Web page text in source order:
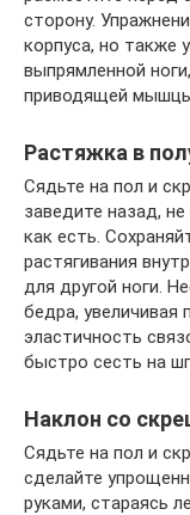
сторону.
корпуса, но также
выпрямленной
приводящей
Растяжка в
Сядьте на пол и
заведите назад,
как есть.
растягивания
для другой ноги.
бедра, увеличивая
эластичность
быстро сесть на
Наклон со
Сядьте на пол и
сделайте
руками, стараясь